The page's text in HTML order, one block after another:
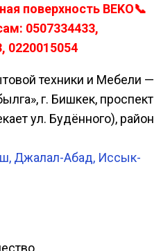
поверхность BEKO📞
0507334433,
0220015054
техники и Мебели —
г. Бишкек, проспект
ул. Будённого), район
Джалал-Абад, Иссык-